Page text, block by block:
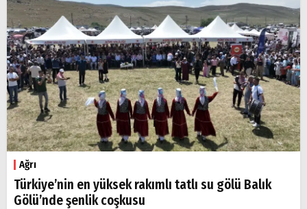
Ağrı
Türkiye’nin en yüksek rakımlı tatlı su gölü Balık
Gölü’nde şenlik coşkusu